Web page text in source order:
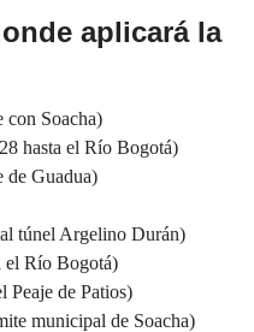
aplicará la
Soacha)
hasta el Río Bogotá)
de Guadua)
túnel Argelino Durán)
el Río Bogotá)
Peaje de Patios)
municipal de Soacha)